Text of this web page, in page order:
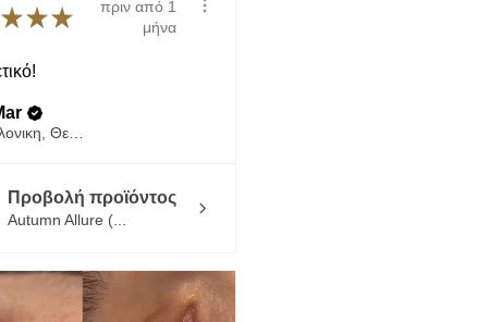
★★★
πριν από 1
μήνα
Θεσσαλονικη, Θεσσαλονίκη
Προβολή προϊόντος
Autumn Allure (...